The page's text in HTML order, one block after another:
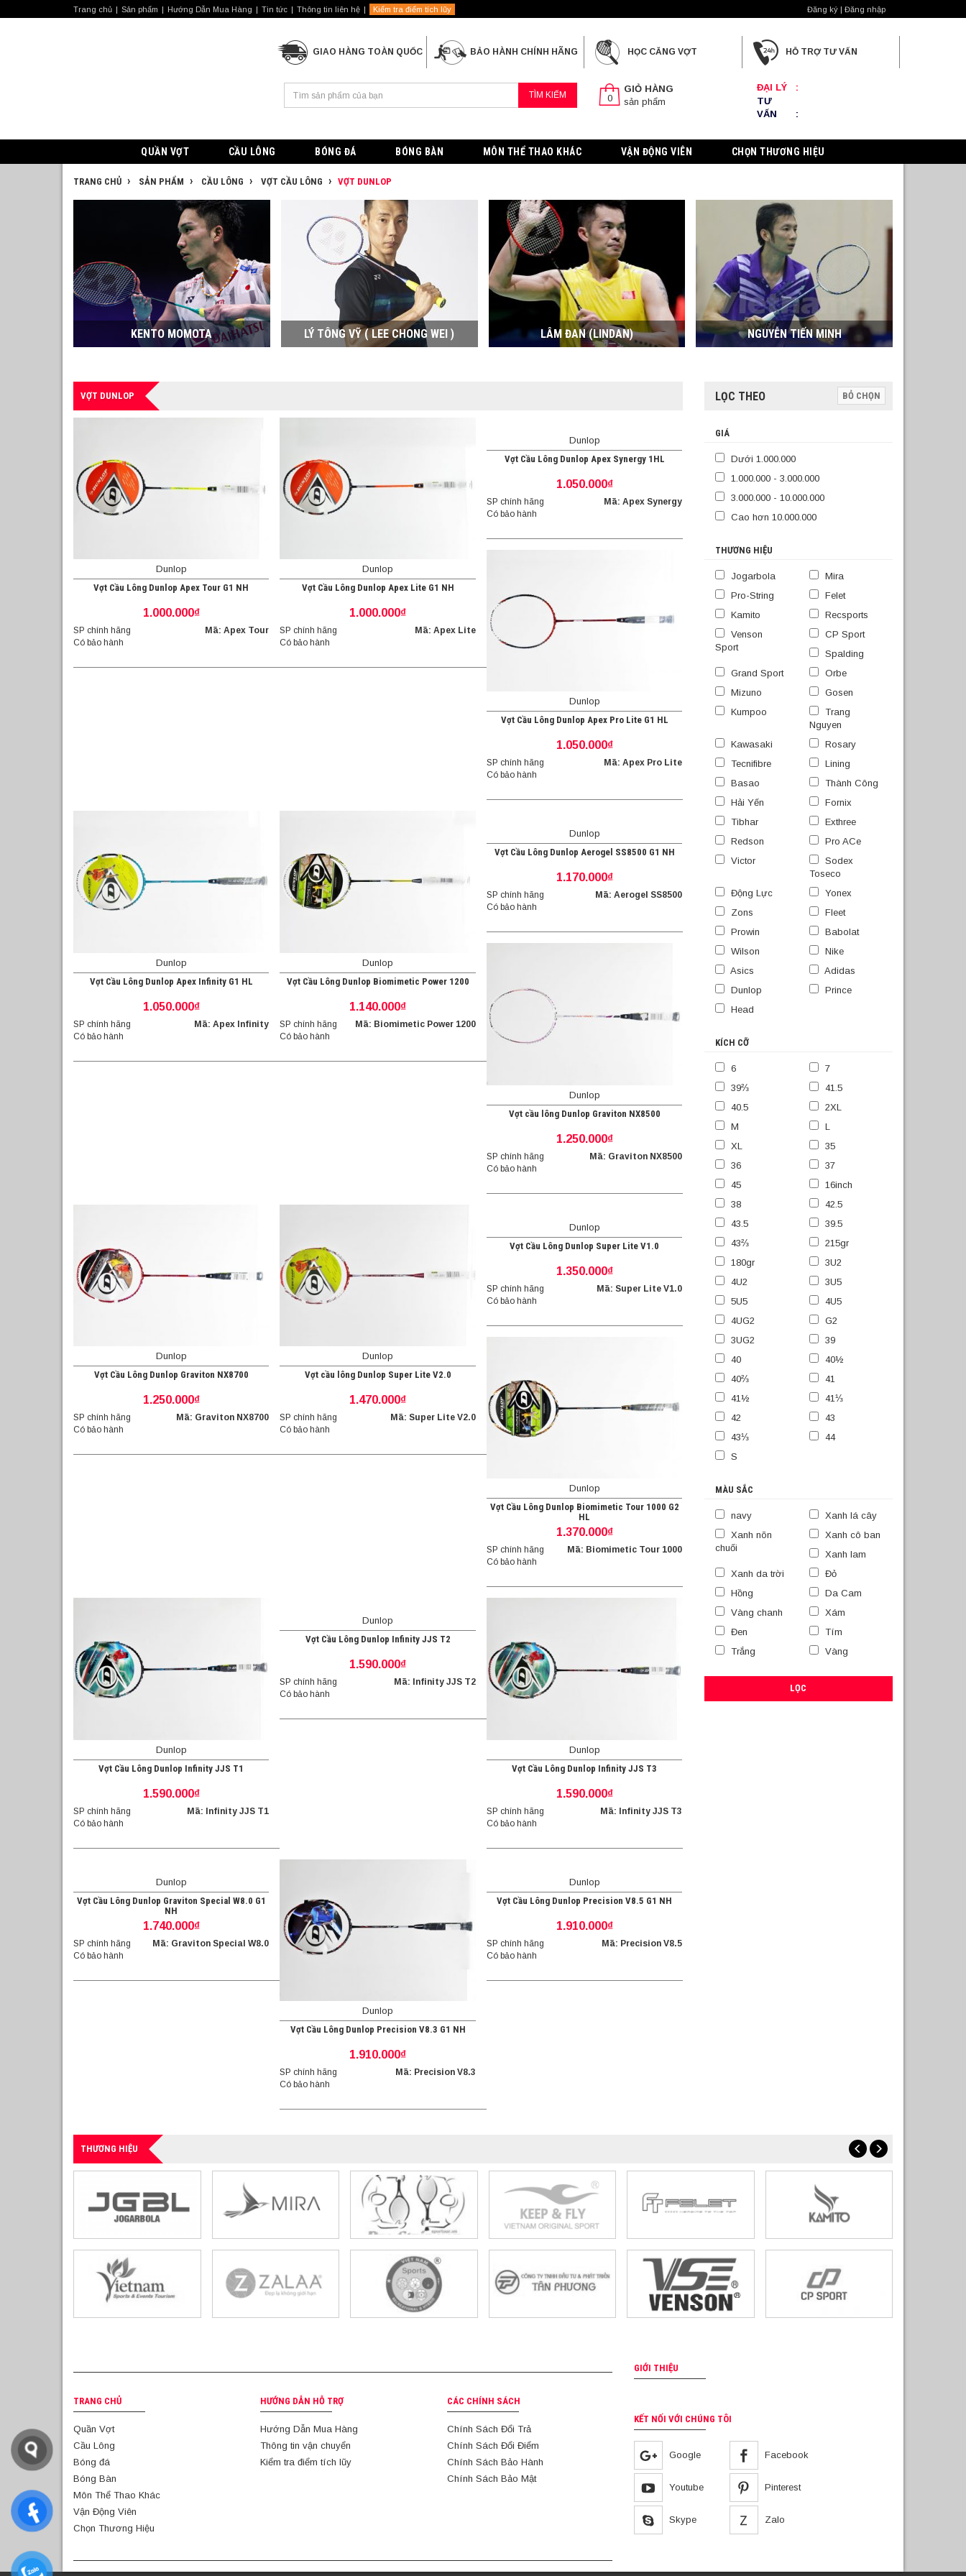
Trang chủ Sản phẩm Hướng Dẫn Mua Hàng Tin tức Thông tin liên hệ Kiểm tra điểm tích lũy Đăng ký | Đăng nhập
GIAO HÀNG TOÀN QUỐC BẢO HÀNH CHÍNH HÃNG HỌC CĂNG VỢT HỖ TRỢ TƯ VẤN
TÌM KIẾM 0
GIỎ HÀNG
sản phẩm
ĐẠI LÝ
:
TƯ
VẤN
:
QUẦN VỢT CẦU LÔNG BÓNG ĐÁ BÓNG BÀN MÔN THỂ THAO KHÁC VẬN ĐỘNG VIÊN CHỌN THƯƠNG HIỆU
TRANG CHỦ SẢN PHẨM CẦU LÔNG VỢT CẦU LÔNG VỢT DUNLOP
KENTO MOMOTA LÝ TÔNG VỸ ( LEE CHONG WEI ) LÂM ĐAN (LINDAN) NGUYỄN TIẾN MINH
VỢT DUNLOP
Dunlop
Vợt Cầu Lông Dunlop Apex Tour G1 NH
1.000.000₫
SP chính hãng
Có bảo hành
Mã: Apex Tour
Dunlop
Vợt Cầu Lông Dunlop Apex Lite G1 NH
1.000.000₫
SP chính hãng
Có bảo hành
Mã: Apex Lite
Dunlop
Vợt Cầu Lông Dunlop Apex Synergy 1HL
1.050.000₫
SP chính hãng
Có bảo hành
Mã: Apex Synergy
Dunlop
Vợt Cầu Lông Dunlop Apex Pro Lite G1 HL
1.050.000₫
SP chính hãng
Có bảo hành
Mã: Apex Pro Lite
Dunlop
Vợt Cầu Lông Dunlop Apex Infinity G1 HL
1.050.000₫
SP chính hãng
Có bảo hành
Mã: Apex Infinity
Dunlop
Vợt Cầu Lông Dunlop Biomimetic Power 1200
1.140.000₫
SP chính hãng
Có bảo hành
Mã: Biomimetic Power 1200
Dunlop
Vợt Cầu Lông Dunlop Aerogel SS8500 G1 NH
1.170.000₫
SP chính hãng
Có bảo hành
Mã: Aerogel SS8500
Dunlop
Vợt cầu lông Dunlop Graviton NX8500
1.250.000₫
SP chính hãng
Có bảo hành
Mã: Graviton NX8500
Dunlop
Vợt Cầu Lông Dunlop Graviton NX8700
1.250.000₫
SP chính hãng
Có bảo hành
Mã: Graviton NX8700
Dunlop
Vợt cầu lông Dunlop Super Lite V2.0
1.470.000₫
SP chính hãng
Có bảo hành
Mã: Super Lite V2.0
Dunlop
Vợt Cầu Lông Dunlop Super Lite V1.0
1.350.000₫
SP chính hãng
Có bảo hành
Mã: Super Lite V1.0
Dunlop
Vợt Cầu Lông Dunlop Biomimetic Tour 1000 G2
HL
1.370.000₫
SP chính hãng
Có bảo hành
Mã: Biomimetic Tour 1000
Dunlop
Vợt Cầu Lông Dunlop Infinity JJS T1
1.590.000₫
SP chính hãng
Có bảo hành
Mã: Infinity JJS T1
Dunlop
Vợt Cầu Lông Dunlop Infinity JJS T2
1.590.000₫
SP chính hãng
Có bảo hành
Mã: Infinity JJS T2
Dunlop
Vợt Cầu Lông Dunlop Infinity JJS T3
1.590.000₫
SP chính hãng
Có bảo hành
Mã: Infinity JJS T3
Dunlop
Vợt Cầu Lông Dunlop Graviton Special W8.0 G1
NH
1.740.000₫
SP chính hãng
Có bảo hành
Mã: Graviton Special W8.0
Dunlop
Vợt Cầu Lông Dunlop Precision V8.3 G1 NH
1.910.000₫
SP chính hãng
Có bảo hành
Mã: Precision V8.3
Dunlop
Vợt Cầu Lông Dunlop Precision V8.5 G1 NH
1.910.000₫
SP chính hãng
Có bảo hành
Mã: Precision V8.5
LỌC THEO BỎ CHỌN
GIÁ
Dưới 1.000.000
1.000.000 - 3.000.000
3.000.000 - 10.000.000
Cao hơn 10.000.000
THƯƠNG HIỆU
Jogarbola
Mira
Pro-String
Felet
Kamito
Recsports
Venson
Sport
CP Sport
Spalding
Grand Sport
Orbe
Mizuno
Gosen
Kumpoo
Trang
Nguyen
Kawasaki
Rosary
Tecnifibre
Lining
Basao
Thành Công
Hải Yến
Fornix
Tibhar
Exthree
Redson
Pro ACe
Victor
Sodex
Toseco
Động Lực
Yonex
Zons
Fleet
Prowin
Babolat
Wilson
Nike
Asics
Adidas
Dunlop
Prince
Head
KÍCH CỠ
6
7
39⅔
41.5
40.5
2XL
M
L
XL
35
36
37
45
16inch
38
42.5
43.5
39.5
43⅔
215gr
180gr
3U2
4U2
3U5
5U5
4U5
4UG2
G2
3UG2
39
40
40½
40⅔
41
41½
41⅓
42
43
43⅓
44
S
MÀU SẮC
navy
Xanh lá cây
Xanh nõn
chuối
Xanh cô ban
Xanh lam
Xanh da trời
Đỏ
Hồng
Da Cam
Vàng chanh
Xám
Đen
Tím
Trắng
Vàng
LỌC
THƯƠNG HIỆU
GIỚI THIỆU
KẾT NỐI VỚI CHÚNG TÔI
Google Facebook
Youtube Pinterest
Skype Zalo
TRANG CHỦ
Quần Vợt
Cầu Lông
Bóng đá
Bóng Bàn
Môn Thể Thao Khác
Vận Động Viên
Chọn Thương Hiệu
HƯỚNG DẪN HỖ TRỢ
Hướng Dẫn Mua Hàng
Thông tin vận chuyển
Kiểm tra điểm tích lũy
CÁC CHÍNH SÁCH
Chính Sách Đổi Trả
Chính Sách Đổi Điểm
Chính Sách Bảo Hành
Chính Sách Bảo Mật